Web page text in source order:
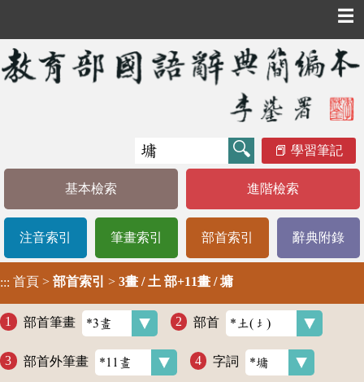
☰
學習筆記
基本檢索 進階檢索
注音索引 筆畫索引 部首索引 辭典附錄
::: 首頁 > 部首索引 > 3畫 / 土 部+11畫 / 墉
部首筆畫 部首
部首外筆畫 字詞